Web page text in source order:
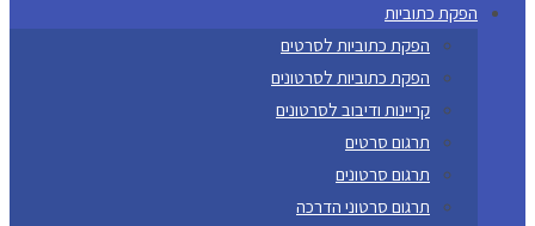
הפקת כתוביות
הפקת כתוביות לסרטים
הפקת כתוביות לסרטונים
קריינות ודיבוב לסרטונים
תרגום סרטים
תרגום סרטונים
תרגום סרטוני הדרכה